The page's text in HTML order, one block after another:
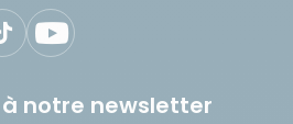
notre newsletter